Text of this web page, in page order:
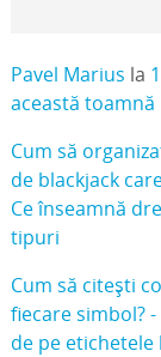
Pavel Marius la
această toamnă
Cum să
de blackjack
Ce înseamnă
tipuri
Cum să citești
fiecare simbol?
de pe